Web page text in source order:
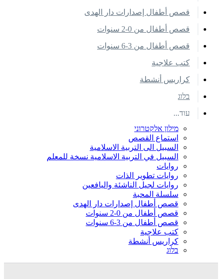
قصص أطفال إصدارات دار الهدى
قصص أطفال من 0-2 سنوات
قصص أطفال من 3-6 سنوات
كتب علاجية
كراريس أنشطة
בלוג
עוד...
מילון אלקטרוני
استماع القصص
السبيل الى التربية الاسلامية
السبيل في التربية الاسلامية نسخة للمعلم
روايات
روايات تطوير الذات
روايات لجيل الناشئة واليافعين
سلسلة المحبة
قصص أطفال إصدارات دار الهدى
قصص أطفال من 0-2 سنوات
قصص أطفال من 3-6 سنوات
كتب علاجية
كراريس أنشطة
בלוג